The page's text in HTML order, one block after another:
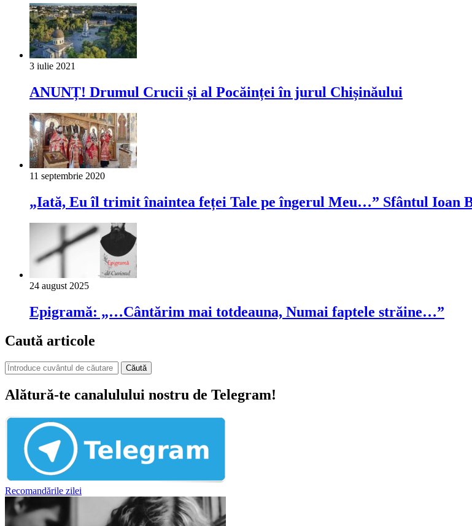
3 iulie 2021
ANUNȚ! Drumul Crucii și al Pocăinței în jurul Chișinăului
11 septembrie 2020
„Iată, Eu îl trimit înaintea feței Tale pe îngerul Meu…” Sfântul Ioan
24 august 2025
Epigramă: „…Cântărim mai totdeauna, Numai faptele străine…”
Caută articole
Căută
Alătură-te canalulului nostru de Telegram!
Recomandările zilei